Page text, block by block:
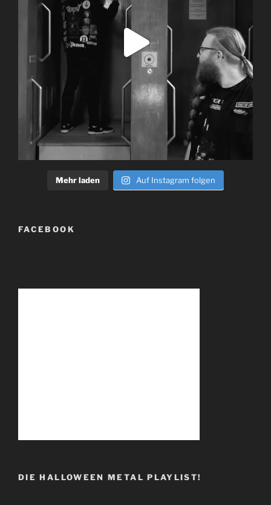
Mehr laden Auf Instagram folgen
FACEBOOK
DIE HALLOWEEN METAL PLAYLIST!